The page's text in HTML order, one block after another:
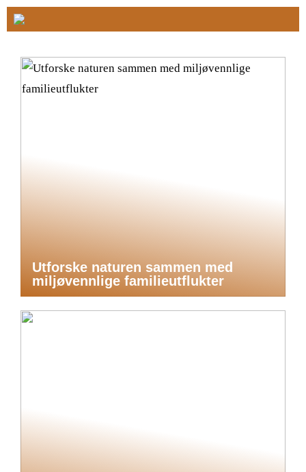
Utforske naturen sammen med
miljøvennlige familieutflukter